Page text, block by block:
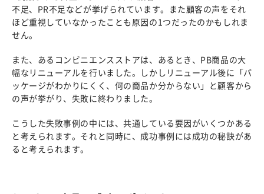
不足、PR不足などが挙げられています。また顧客の声をそれ
ほど重視していなかったことも原因の1つだったのかもしれま
せん。
また、あるコンビニエンスストアは、あるとき、PB商品の大
幅なリニューアルを行いました。しかしリニューアル後に「パ
ッケージがわかりにくく、何の商品か分からない」と顧客から
の声が挙がり、失敗に終わりました。
こうした失敗事例の中には、共通している要因がいくつかある
と考えられます。それと同時に、成功事例には成功の秘訣があ
ると考えられます。